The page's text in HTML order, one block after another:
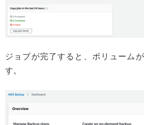
ジョブが完了すると、ボリューム
す。